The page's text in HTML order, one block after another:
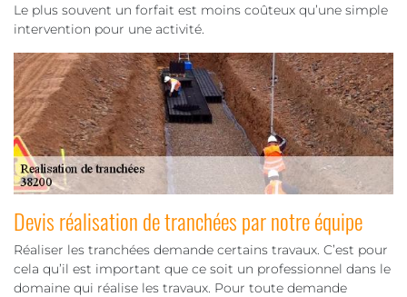
Le plus souvent un forfait est moins coûteux qu’une simple
intervention pour une activité.
Devis réalisation de tranchées par notre équipe
Réaliser les tranchées demande certains travaux. C’est pour
cela qu’il est important que ce soit un professionnel dans le
domaine qui réalise les travaux. Pour toute demande